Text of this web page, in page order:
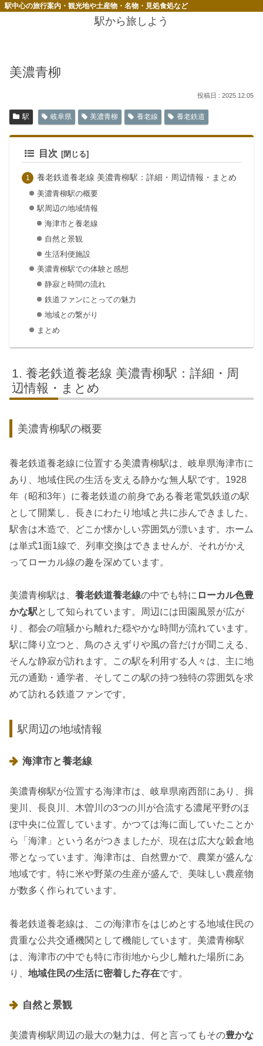
駅中心の旅行案内・観光地や土産物・名物・見処食処など
駅から旅しよう
美濃青柳
2025.12.05
駅 岐阜県 美濃青柳 養老線 養老鉄道
目次
養老鉄道養老線 美濃青柳駅：詳細・周辺情報・まとめ
美濃青柳駅の概要
駅周辺の地域情報
海津市と養老線
自然と景観
生活利便施設
美濃青柳駅での体験と感想
静寂と時間の流れ
鉄道ファンにとっての魅力
地域との繋がり
まとめ
養老鉄道養老線 美濃青柳駅：詳細・周
辺情報・まとめ
美濃青柳駅の概要
養老鉄道養老線に位置する美濃青柳駅は、岐阜県海津市に
あり、地域住民の生活を支える静かな無人駅です。1928
年（昭和3年）に養老鉄道の前身である養老電気鉄道の駅
として開業し、長きにわたり地域と共に歩んできました。
駅舎は木造で、どこか懐かしい雰囲気が漂います。ホーム
は単式1面1線で、列車交換はできませんが、それがかえ
ってローカル線の趣を深めています。
美濃青柳駅は、 養老鉄道養老線の中でも特に ローカル色豊
かな駅として知られています。周辺には田園風景が広が
り、都会の喧騒から離れた穏やかな時間が流れています。
駅に降り立つと、鳥のさえずりや風の音だけが聞こえる、
そんな静寂が訪れます。この駅を利用する人々は、主に地
元の通勤・通学者、そしてこの駅の持つ独特の雰囲気を求
めて訪れる鉄道ファンです。
駅周辺の地域情報
海津市と養老線
美濃青柳駅が位置する海津市は、岐阜県南西部にあり、揖
斐川、長良川、木曽川の3つの川が合流する濃尾平野のほ
ぼ中央に位置しています。かつては海に面していたことか
ら「海津」という名がつきましたが、現在は広大な穀倉地
帯となっています。海津市は、自然豊かで、農業が盛んな
地域です。特に米や野菜の生産が盛んで、美味しい農産物
が数多く作られています。
養老鉄道養老線は、この海津市をはじめとする地域住民の
貴重な公共交通機関として機能しています。美濃青柳駅
は、海津市の中でも特に市街地から少し離れた場所にあ
り、 地域住民の生活に密着した存在です。
自然と景観
美濃青柳駅周辺の最大の魅力は、何と言ってもその豊かな